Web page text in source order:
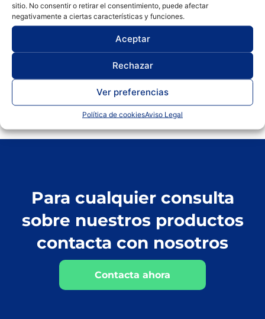
sitio. No consentir o retirar el consentimiento, puede afectar
negativamente a ciertas características y funciones.
Aceptar
Rechazar
Ver preferencias
Política de cookiesAviso Legal
Lámparas de Cátodo Hueco | Hollow
Para cualquier consulta
sobre nuestros productos
contacta con nosotros
Contacta ahora